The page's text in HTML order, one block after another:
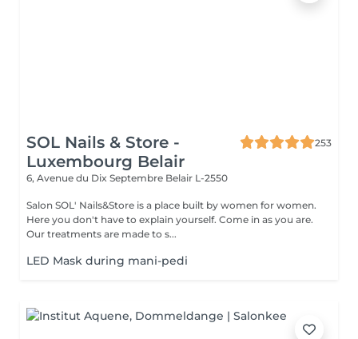
SOL Nails & Store -
Luxembourg Belair
253
6, Avenue du Dix Septembre Belair L-2550
Salon SOL' Nails&Store is a place built by women for women.
Here you don't have to explain yourself. Come in as you are.
Our treatments are made to s...
LED Mask during mani-pedi